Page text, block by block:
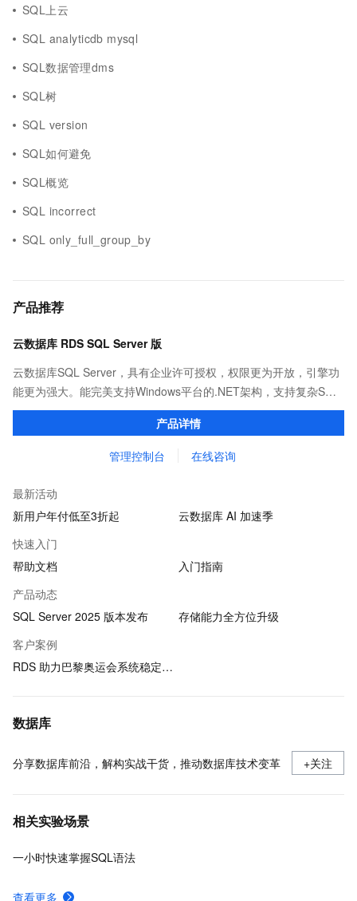
SQL上云
SQL analyticdb mysql
SQL数据管理dms
SQL树
SQL version
SQL如何避免
SQL概览
SQL incorrect
SQL only_full_group_by
产品推荐
云数据库 RDS SQL Server 版
云数据库SQL Server，具有企业许可授权，权限更为开放，引擎功
能更为强大。能完美支持Windows平台的.NET架构，支持复杂SQL
查询，性能优秀，并有强大的可视化管理工具，帮助您轻松管理数
产品详情
管理控制台 在线咨询
最新活动
新用户年付低至3折起
云数据库 AI 加速季
快速入门
帮助文档
入门指南
产品动态
SQL Server 2025 版本发布
存储能力全方位升级
客户案例
RDS 助力巴黎奥运会系统稳定运行
数据库
分享数据库前沿，解构实战干货，推动数据库技术变革 +关注
相关实验场景
一小时快速掌握SQL语法
查看更多